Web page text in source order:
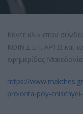
Κάντε κλικ στον
ΚΟΙΝ.Σ.ΕΠ. ΑΡΓΩ και το
εφημερίδας Μακεδονία.
https://
proionta-poy-